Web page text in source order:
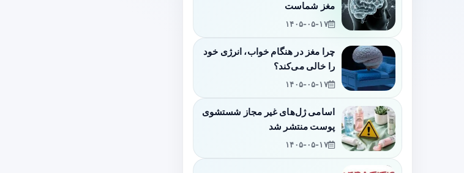
مغز شماست
۱۴۰۵-۰۵-۱۷
چرا مغز در هنگام خواب، انرژی خود
را خالی می‌کند؟
۱۴۰۵-۰۵-۱۷
اسامی ژل‌های غیر مجاز شستشوی
پوست منتشر شد
۱۴۰۵-۰۵-۱۷